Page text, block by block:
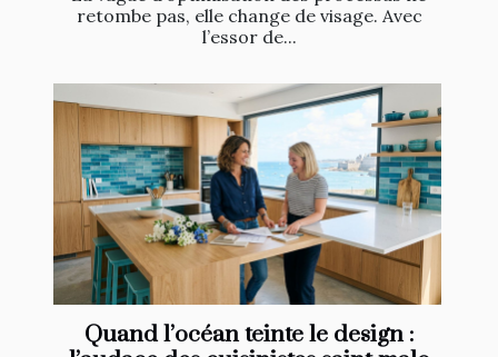
retombe pas, elle change de visage. Avec
l’essor de...
Quand l’océan teinte le design :